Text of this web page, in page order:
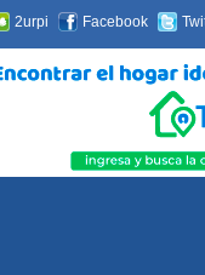
2urpi Facebook